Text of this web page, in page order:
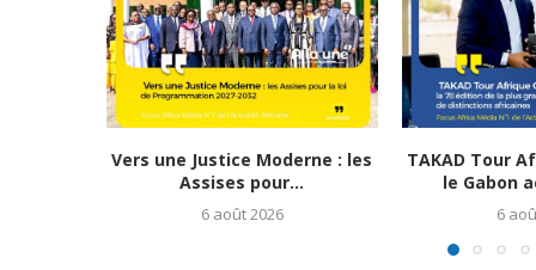
Vers une Justice Moderne : les
Assises pour...
6 août 2026
TAKAD Tour
le Gabon
6